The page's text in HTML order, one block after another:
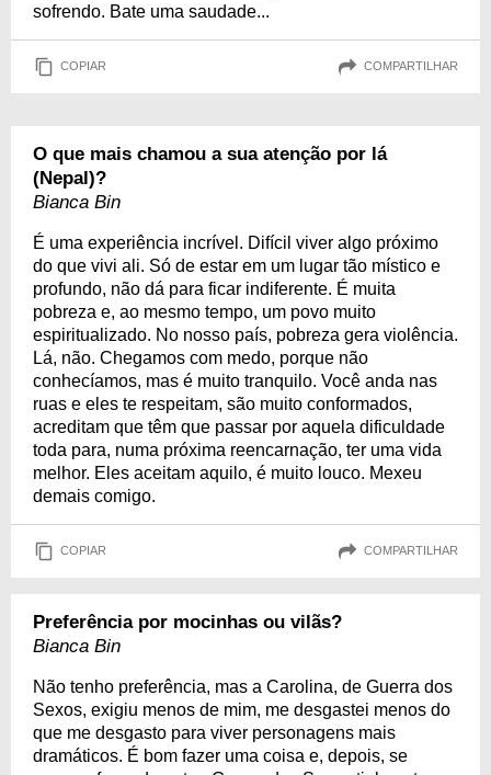
sofrendo. Bate uma saudade...
COPIAR COMPARTILHAR
O que mais chamou a sua atenção por lá
(Nepal)?
Bianca Bin
É uma experiência incrível. Difícil viver algo próximo
do que vivi ali. Só de estar em um lugar tão místico e
profundo, não dá para ficar indiferente. É muita
pobreza e, ao mesmo tempo, um povo muito
espiritualizado. No nosso país, pobreza gera violência.
Lá, não. Chegamos com medo, porque não
conhecíamos, mas é muito tranquilo. Você anda nas
ruas e eles te respeitam, são muito conformados,
acreditam que têm que passar por aquela dificuldade
toda para, numa próxima reencarnação, ter uma vida
melhor. Eles aceitam aquilo, é muito louco. Mexeu
demais comigo.
COPIAR COMPARTILHAR
Preferência por mocinhas ou vilãs?
Bianca Bin
Não tenho preferência, mas a Carolina, de Guerra dos
Sexos, exigiu menos de mim, me desgastei menos do
que me desgasto para viver personagens mais
dramáticos. É bom fazer uma coisa e, depois, se